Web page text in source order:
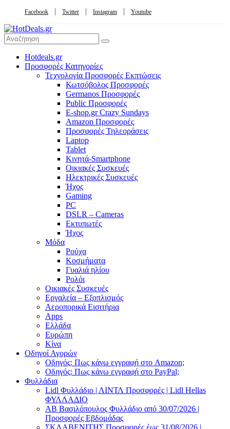
Facebook Twitter Instagram Youtube
Hotdeals.gr
Προσφορές Κατηγορίες
Τεχνολογία Προσφορές Εκπτώσεις
Κωτσόβολος Προσφορές
Germanos Προσφορές
Public Προσφορές
E-shop.gr Crazy Sundays
Amazon Προσφορές
Προσφορές Τηλεοράσεις
Laptop
Tablet
Κινητά-Smartphone
Οικιακές Συσκευές
Hλεκτρικές Συσκευές
Ήχος
Gaming
PC
DSLR – Cameras
Εκτυπωτές
Ήχος
Μόδα
Ρούχα
Κοσμήματα
Γυαλιά ηλίου
Ρολόι
Οικιακές Συσκευές
Εργαλεία – Εξοπλισμός
Αεροπορικά Εισιτήρια
Apps
Ελλάδα
Ευρώπη
Κίνα
Οδηγοί Αγορών
Οδηγός: Πως κάνω εγγραφή στο Amazon;
Οδηγός: Πως κάνω εγγραφή στο PayPal;
Φυλλάδια
Lidl Φυλλάδιο | ΛΙΝΤΛ Προσφορές | Lidl Hellas
ΦΥΛΛΑΔΙΟ
AB Βασιλόπουλος Φυλλάδιο από 30/07/2026 |
Προσφορές Εβδομάδας
ΣΚΛΑΒΕΝΙΤΗΣ Προσφορές έως 31/08/2026 |